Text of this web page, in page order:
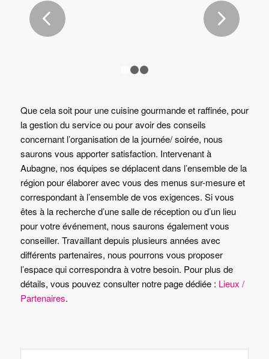
4 RECETTES DE SALADES
POUR UN ÉTÉ ENSOLEILLÉ
Que cela soit pour une cuisine gourmande et raffinée, pour
la gestion du service ou pour avoir des conseils
concernant l’organisation de la journée/ soirée, nous
saurons vous apporter satisfaction. Intervenant à
Aubagne, nos équipes se déplacent dans l’ensemble de la
région pour élaborer avec vous des menus sur-mesure et
correspondant à l’ensemble de vos exigences. Si vous
êtes à la recherche d’une salle de réception ou d’un lieu
pour votre événement, nous saurons également vous
conseiller. Travaillant depuis plusieurs années avec
différents partenaires, nous pourrons vous proposer
l’espace qui correspondra à votre besoin. Pour plus de
détails, vous pouvez consulter notre page dédiée : Lieux /
Partenaires.